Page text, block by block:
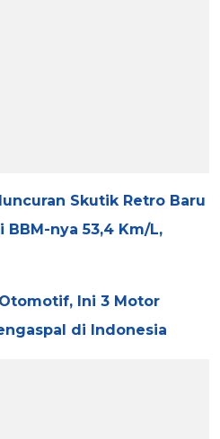
Skutik Retro Baru
nya 53,4 Km/L,
Ini 3 Motor
di Indonesia